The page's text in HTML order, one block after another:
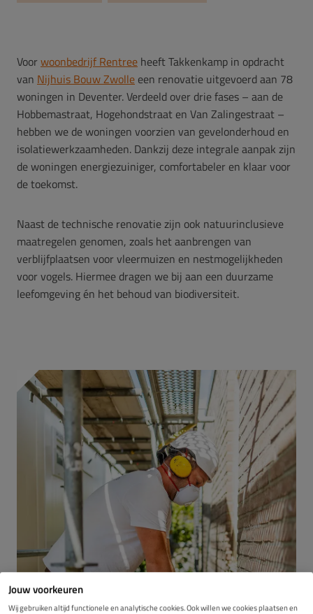
Jouw voorkeuren
Wij gebruiken altijd functionele en analytische cookies. Ook willen we cookies plaatsen en
Voorwoonbedrijf Rentree heeft Takkenkamp in opdracht
van Nijhuis Bouw Zwolle een renovatie uitgevoerd aan 78
woningen in Deventer. Verdeeld over drie fases – aan de
Hobbemastraat, Hogehondstraat en Van Zalingestraat –
hebben we de woningen voorzien van gevelonderhoud en
isolatiewerkzaamheden. Dankzij deze integrale aanpak zijn
de woningen energiezuiniger, comfortabeler en klaar voor
de toekomst.
Naast de technische renovatie zijn ook natuurinclusieve
maatregelen genomen, zoals het aanbrengen van
verblijfplaatsen voor vleermuizen en nestmogelijkheden
voor vogels. Hiermee dragen we bij aan een duurzame
leefomgeving én het behoud van biodiversiteit.